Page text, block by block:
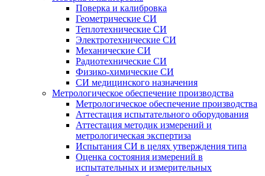
Поверка и калибровка
Геометрические СИ
Теплотехнические СИ
Электротехнические СИ
Механические СИ
Радиотехнические СИ
Физико-химические СИ
СИ медицинского назначения
Метрологическое обеспечение производства
Метрологическое обеспечение производства
Аттестация испытательного оборудования
Аттестация методик измерений и
метрологическая экспертиза
Испытания СИ в целях утверждения типа
Оценка состояния измерений в
испытательных и измерительных